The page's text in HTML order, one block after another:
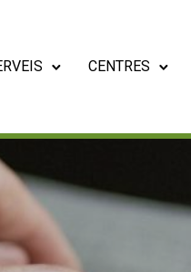
CENTRES